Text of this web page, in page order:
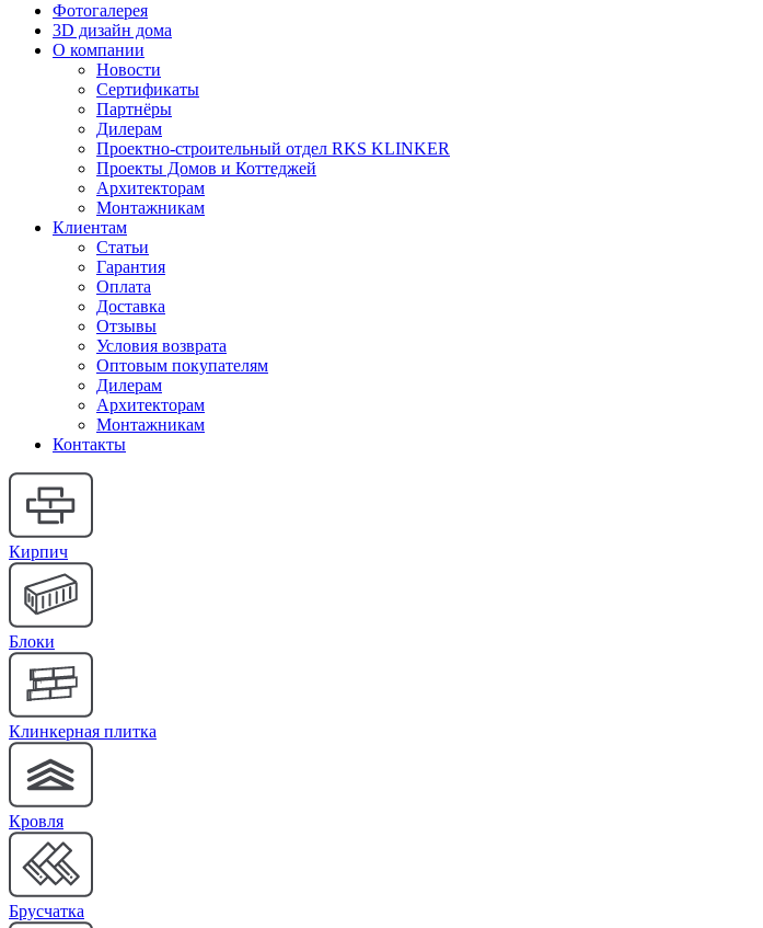
Фотогалерея
3D дизайн дома
О компании
Новости
Сертификаты
Партнёры
Дилерам
Проектно-строительный отдел RKS KLINKER
Проекты Домов и Коттеджей
Архитекторам
Монтажникам
Клиентам
Статьи
Гарантия
Оплата
Доставка
Отзывы
Условия возврата
Оптовым покупателям
Дилерам
Архитекторам
Монтажникам
Контакты
Кирпич
Блоки
Клинкерная плитка
Кровля
Брусчатка